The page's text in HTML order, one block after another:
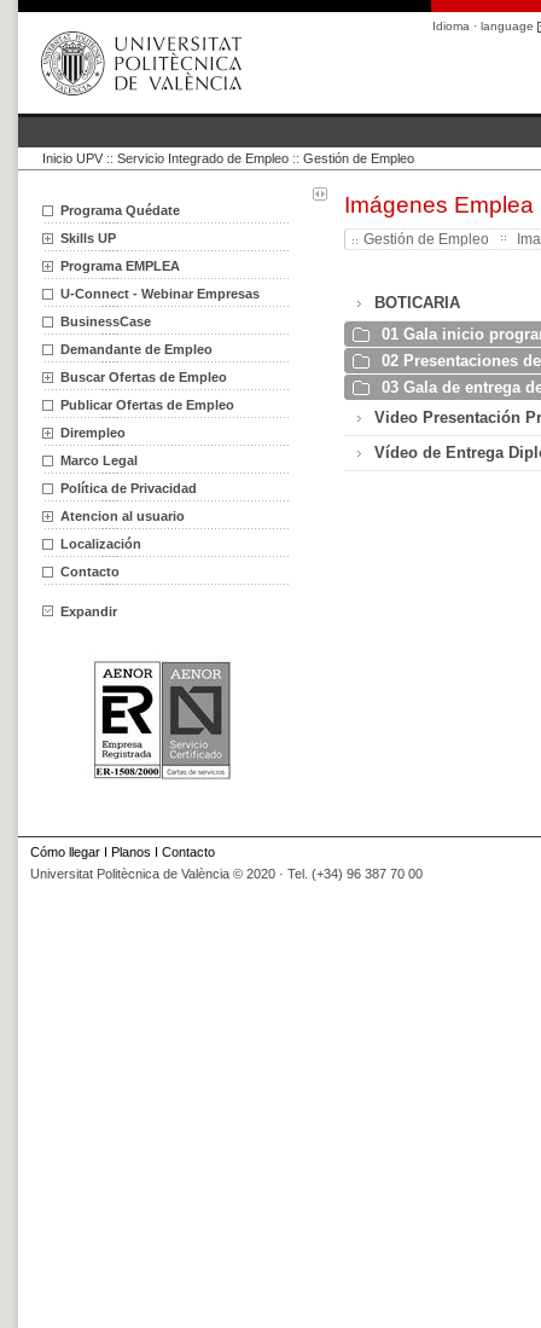
Idioma · language
Inicio UPV :: Servicio Integrado de Empleo :: Gestión de Empleo
Programa Quédate
Skills UP
Programa EMPLEA
U-Connect - Webinar Empresas
BusinessCase
Demandante de Empleo
Buscar Ofertas de Empleo
Publicar Ofertas de Empleo
Dirempleo
Marco Legal
Política de Privacidad
Atencion al usuario
Localización
Contacto
Expandir
Imágenes Emplea
Gestión de Empleo
BOTICARIA
01 Gala inicio
02 Presentaciones
03 Gala de entrega
Video Presentación
Vídeo de Entrega
Cómo llegar I Planos I Contacto
Universitat Politècnica de València © 2020 · Tel. (+34) 96 387 70 00